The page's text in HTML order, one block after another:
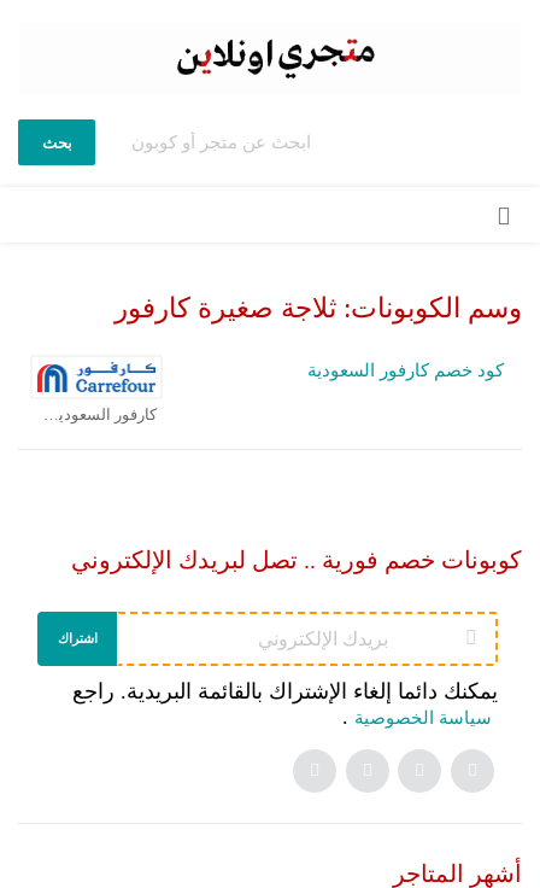
بحث
وسم الكوبونات: ثلاجة صغيرة كارفور
كود خصم كارفور السعودية
كوبونات خصم فورية .. تصل لبريدك الإلكتروني
اشتراك
يمكنك دائما إلغاء الإشتراك بالقائمة البريدية. راجع
سياسة الخصوصية .
أشهر المتاجر